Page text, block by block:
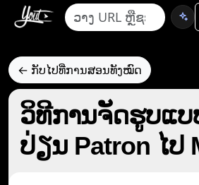
← ກັບໄປທີ່ການສອນທັງໝົດ
ວິທີການຈັດຮູບແບ
ປ່ຽນ Patron ໄປ